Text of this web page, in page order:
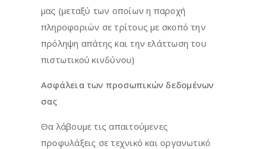
μας (μεταξύ των οποίων η παροχή
πληροφοριών σε τρίτους με σκοπό την
πρόληψη απάτης και την ελάττωση του
πιστωτικού κινδύνου)
Ασφάλεια των προσωπικών δεδομένων
σας
Θα λάβουμε τις απαιτούμενες
προφυλάξεις σε τεχνικό και οργανωτικό